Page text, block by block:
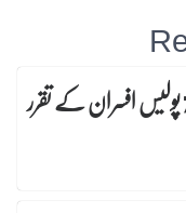
آئی جی پنجاب نے 7 پولیس افسران کے تقرر